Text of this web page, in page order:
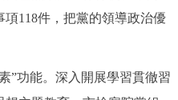
118件，把黨的領導政治優
能。深入開展學習貫徹習